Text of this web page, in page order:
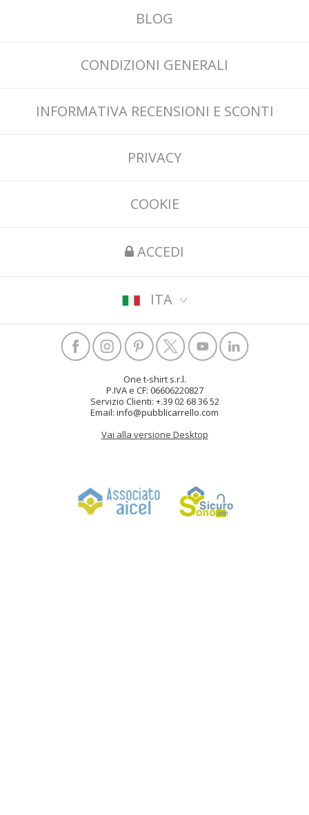
BLOG
CONDIZIONI GENERALI
INFORMATIVA RECENSIONI E SCONTI
PRIVACY
COOKIE
ACCEDI
ITA
One t-shirt s.r.l.
P.IVA e CF: 06606220827
Servizio Clienti: +.39 02 68 36 52
Email: info@pubblicarrello.com
Vai alla versione Desktop